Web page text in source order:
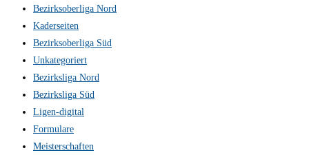
Bezirksoberliga Nord
Kaderseiten
Bezirksoberliga Süd
Unkategoriert
Bezirksliga Nord
Bezirksliga Süd
Ligen-digital
Formulare
Meisterschaften